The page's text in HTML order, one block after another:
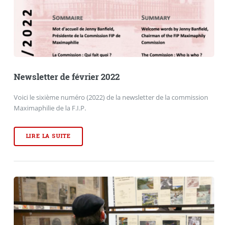
Newsletter de février 2022
Voici le sixième numéro (2022) de la newsletter de la commission
Maximaphilie de la F.I.P.
LIRE LA SUITE